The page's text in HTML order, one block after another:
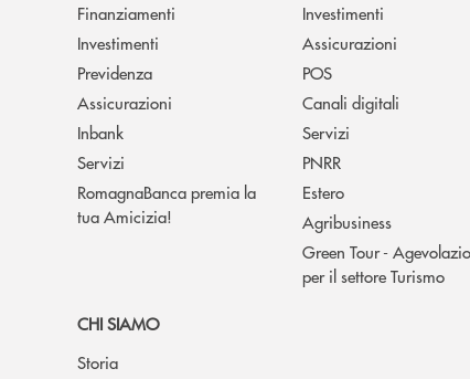
Finanziamenti
Investimenti
Previdenza
Assicurazioni
Inbank
Servizi
RomagnaBanca premia la
tua Amicizia!
Investimenti
Assicurazioni
POS
Canali digitali
Servizi
PNRR
Estero
Agribusiness
Green Tour -
per il settore Turismo
CHI SIAMO
Storia